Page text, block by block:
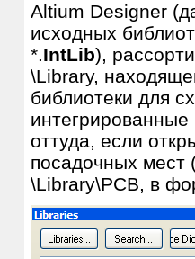
Altium Designer
исходных
*.IntLib),
\Library,
библиотеки для
оттуда, если
посадочных мест
\Library\PCB, в